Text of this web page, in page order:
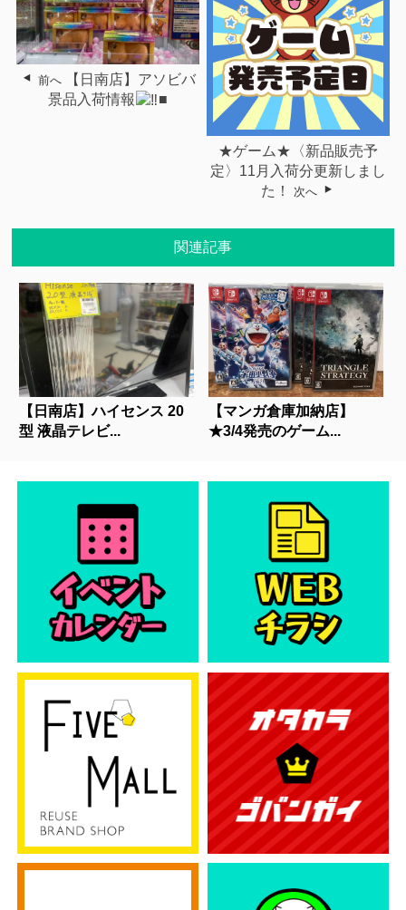
前へ
【日南店】アソビバ
景品入荷情報
■
★ゲーム★〈新品販売予
定〉11月入荷分更新しまし
た！
次へ
関連記事
【日南店】ハイセンス 20
型 液晶テレビ...
【マンガ倉庫加納店】
★3/4発売のゲーム...